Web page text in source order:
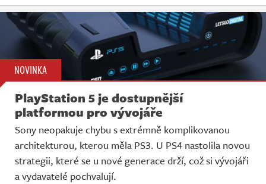
NOVINKA
PlayStation 5 je dostupnější
platformou pro vývojáře
Sony neopakuje chybu s extrémně komplikovanou
architekturou, kterou měla PS3. U PS4 nastolila novou
strategii, které se u nové generace drží, což si vývojáři
a vydavatelé pochvalují.